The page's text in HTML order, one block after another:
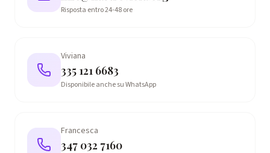
Risposta entro 24-48 ore
Viviana
335 121 6683
Disponibile anche su WhatsApp
Francesca
347 032 7160